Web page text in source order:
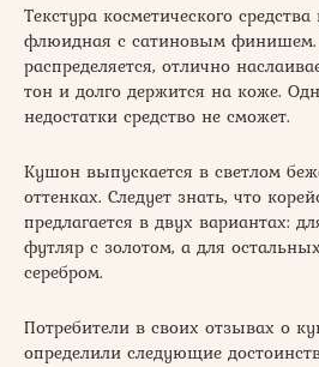
Текстура косметического
флюидная с сатиновым финишем.
распределяется, отлично
тон и долго держится на коже.
недостатки средство не сможет.
Кушон выпускается в светлом
оттенках. Следует знать, что
предлагается в двух вариантах:
футляр с золотом, а для
серебром.
Потребители в своих отзывах о
определили следующие